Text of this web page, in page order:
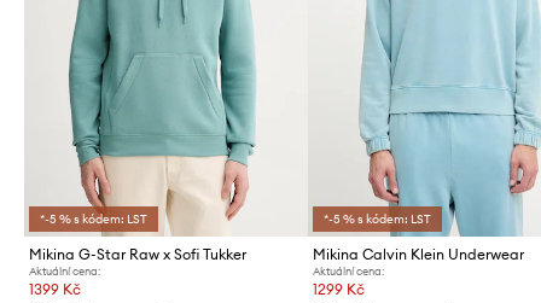
*-5 % s kódem: LST
Mikina G-Star Raw x Sofi Tukker
Aktuální cena:
1399 Kč
*-5 % s kódem: LST
Mikina Calvin Klein Underwear
Aktuální cena:
1299 Kč